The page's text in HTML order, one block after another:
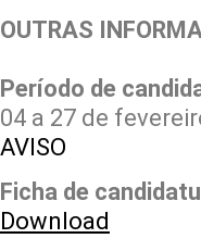
OUTRAS
Período de
04 a 27 de
AVISO
Ficha de
Download